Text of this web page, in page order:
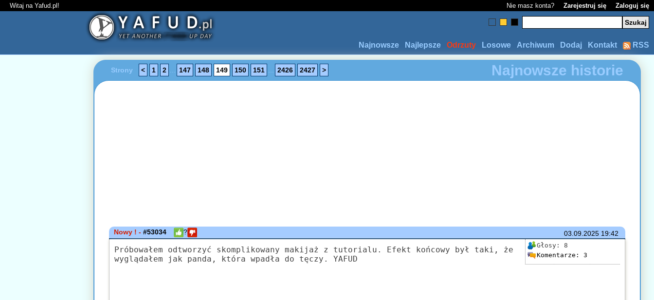
Witaj na Yafud.pl! Nie masz konta? Zarejestruj się Zaloguj się
RSS
Kontakt
Dodaj
Archiwum
Losowe
Odrzuty
Najlepsze
Najnowsze
Najnowsze historie
Strony < 1 2 147 148 149 150 151 2426 2427 >
03.09.202519:42
Nowy ! -#53034 ?
Głosy: 8
Komentarze: 3
Próbowałem odtworzyć skomplikowany makijaż z tutorialu. Efekt końcowy był taki, że
wyglądałem jak panda, która wpadła do tęczy. YAFUD